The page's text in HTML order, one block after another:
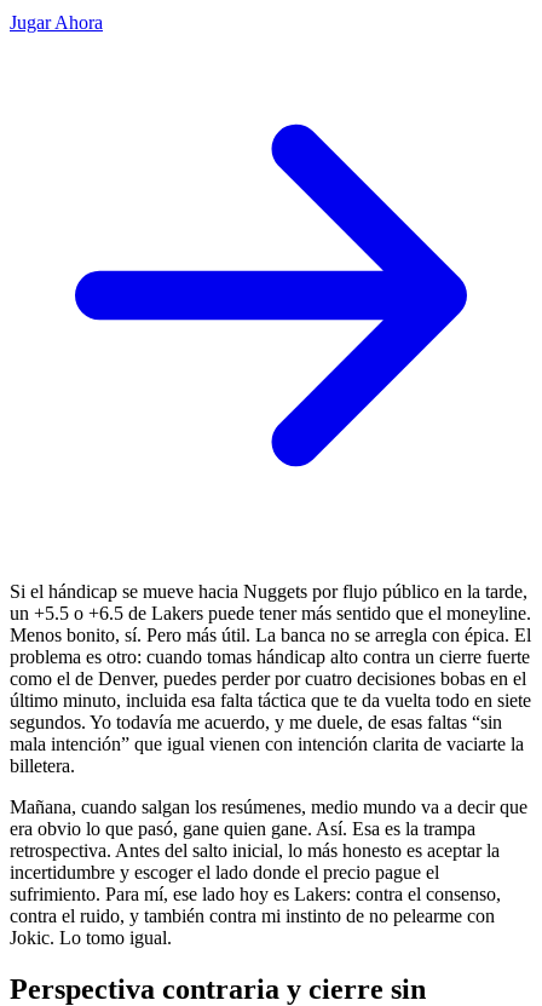
Jugar Ahora
Si el hándicap se mueve hacia Nuggets por flujo público en la tarde,
un +5.5 o +6.5 de Lakers puede tener más sentido que el moneyline.
Menos bonito, sí. Pero más útil. La banca no se arregla con épica. El
problema es otro: cuando tomas hándicap alto contra un cierre fuerte
como el de Denver, puedes perder por cuatro decisiones bobas en el
último minuto, incluida esa falta táctica que te da vuelta todo en siete
segundos. Yo todavía me acuerdo, y me duele, de esas faltas “sin
mala intención” que igual vienen con intención clarita de vaciarte la
billetera.
Mañana, cuando salgan los resúmenes, medio mundo va a decir que
era obvio lo que pasó, gane quien gane. Así. Esa es la trampa
retrospectiva. Antes del salto inicial, lo más honesto es aceptar la
incertidumbre y escoger el lado donde el precio pague el
sufrimiento. Para mí, ese lado hoy es Lakers: contra el consenso,
contra el ruido, y también contra mi instinto de no pelearme con
Jokic. Lo tomo igual.
Perspectiva contraria y cierre sin